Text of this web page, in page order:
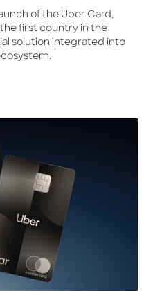
of the Uber Card,
first country in the
solution integrated into